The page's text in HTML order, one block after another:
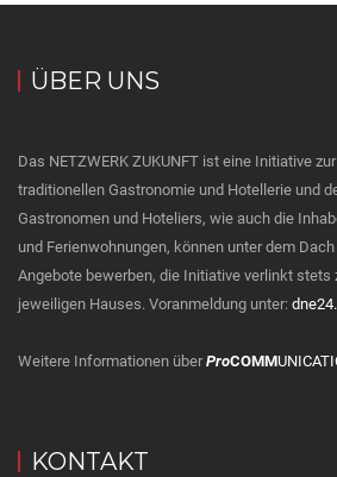
ÜBER UNS
Das NETZWERK ZUKUNFT ist eine Initiative
traditionellen Gastronomie und Hotellerie und
Gastronomen und Hoteliers, wie auch die
und Ferienwohnungen, können unter dem
Angebote bewerben, die Initiative verlinkt stets
jeweiligen Hauses. Voranmeldung unter:
Weitere Informationen überProCOMM
KONTAKT